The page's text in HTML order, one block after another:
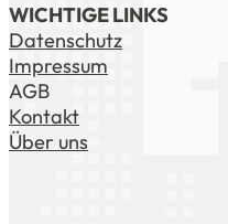
WICHTIGE LINKS
Datenschutz
Impressum
AGB
Kontakt
Über uns